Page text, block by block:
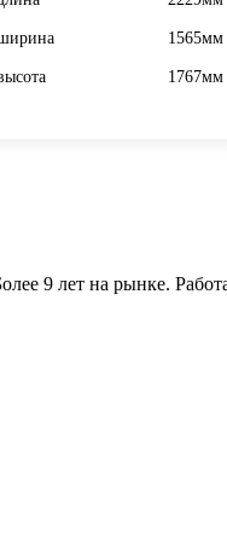
1565мм
1767мм
9 лет на рынке.